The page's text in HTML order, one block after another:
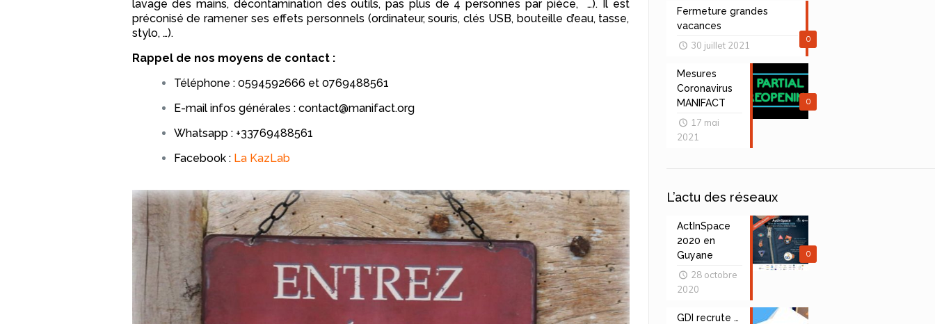
lavage des mains, décontamination des outils, pas plus de 4 personnes par pièce, …). Il est
préconisé de ramener ses effets personnels (ordinateur, souris, clés USB, bouteille d’eau, tasse,
stylo, …).
Rappel de nos moyens de contact :
Téléphone : 0594592666 et 0769488561
E-mail infos générales : contact@manifact.org
Whatsapp : +33769488561
Facebook : La KazLab
0
Fermeture grandes
vacances
30 juillet 2021
0
Mesures
Coronavirus
MANIFACT
17 mai
2021
L’actu des réseaux
0
ActInSpace
2020 en
Guyane
28 octobre
2020
GDI recrute …